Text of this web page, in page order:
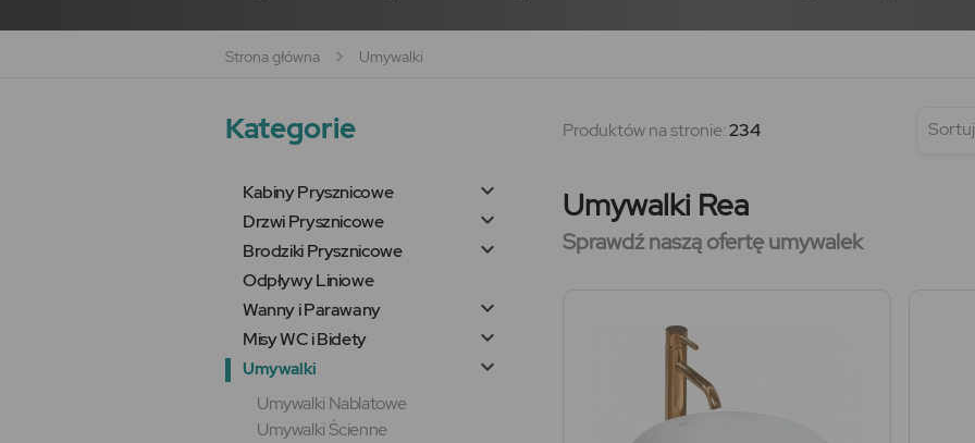
Strona główna Umywalki
Kategorie
Kabiny Prysznicowe 
Drzwi Prysznicowe 
Brodziki Prysznicowe 
Odpływy Liniowe
Wanny i Parawany

Misy WC i Bidety 
Umywalki 
Umywalki Nablatowe
Umywalki Ścienne
Produktów na stronie:234
Umywalki Rea
Sprawdź naszą ofertę umywalek